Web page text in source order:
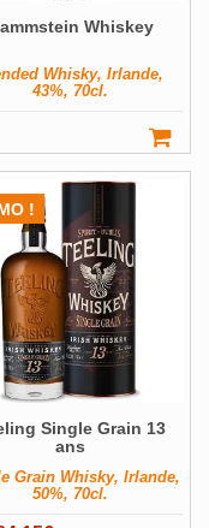
Whiskey
Whisky, Irlande,
43%, 70cl.
!
Single Grain 13
ans
Grain Whisky, Irlande,
50%, 70cl.